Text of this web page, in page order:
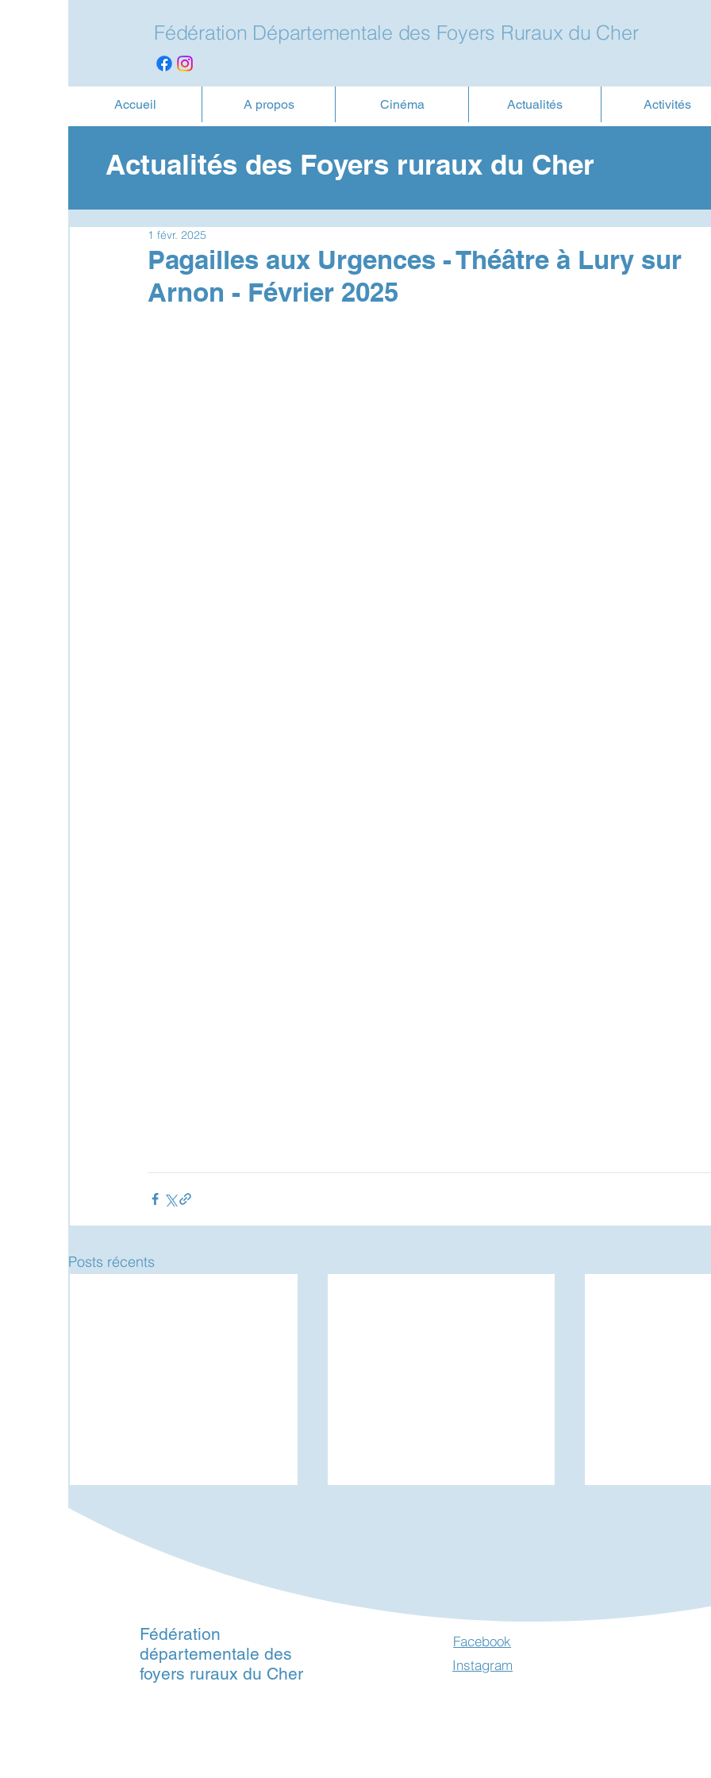
Fédération Départementale des Foyers Ruraux du Cher
Accueil A propos Cinéma Actualités Activités
Actualités des Foyers ruraux du Cher
Pagailles aux Urgences - Théâtre à Lury sur
Arnon - Février 2025
1 févr. 2025
Posts récents
Cinéma plein air dans le
Cher - Juillet et août 2026
Brocante à Concressault -
Exposition
Filantes" à
Clochers -
Fédération
départementale des
foyers ruraux du Cher
Facebook
Instagram